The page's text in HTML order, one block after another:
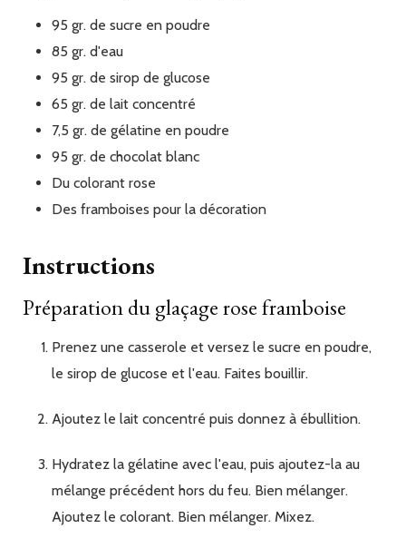
95 gr. de sucre en poudre
85 gr. d'eau
95 gr. de sirop de glucose
65 gr. de lait concentré
7,5 gr. de gélatine en poudre
95 gr. de chocolat blanc
Du colorant rose
Des framboises pour la décoration
Instructions
Préparation du glaçage rose framboise
Prenez une casserole et versez le sucre en poudre,
le sirop de glucose et l'eau. Faites bouillir.
Ajoutez le lait concentré puis donnez à ébullition.
Hydratez la gélatine avec l'eau, puis ajoutez-la au
mélange précédent hors du feu. Bien mélanger.
Ajoutez le colorant. Bien mélanger. Mixez.